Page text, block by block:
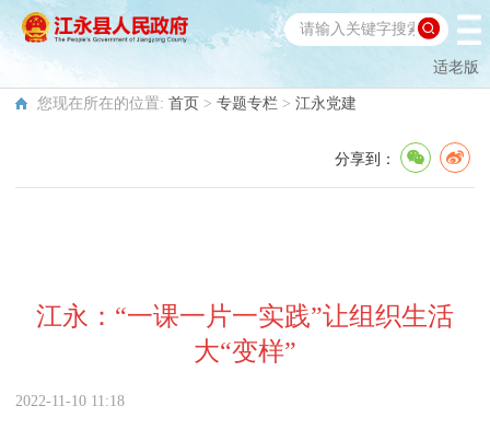
适老版
您现在所在的位置: 首页 > 专题专栏 > 江永党建
分享到：
江永：“一课一片一实践”让组织生活
大“变样”
2022-11-10 11:18